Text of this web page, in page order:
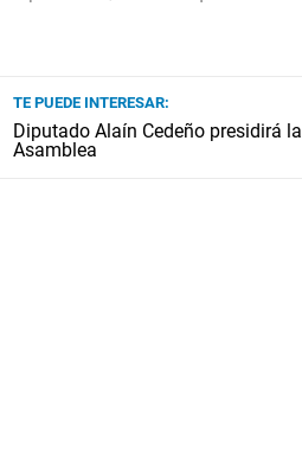
TE PUEDE INTERESAR:
Diputado Alaín Cedeño presidirá
Asamblea